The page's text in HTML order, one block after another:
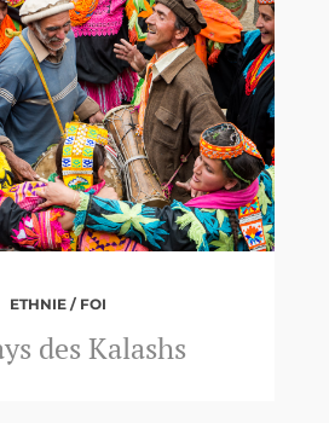
ETHNIE / FOI
des Kalashs